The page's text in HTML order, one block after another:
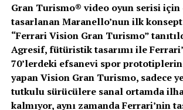
Gran Turismo® video oyun serisi
tasarlanan Maranello’nun ilk
“Ferrari Vision Gran Turismo”
Agresif, fütüristik tasarımı ile
70’lerdeki efsanevi spor
yapan Vision Gran Turismo, sadece
tutkulu sürücülere sanal ortamda
kalmıyor, aynı zamanda Ferrari’nin